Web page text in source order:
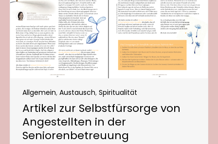
Allgemein, Austausch, Spiritualität
Artikel zur Selbstfürsorge von
Angestellten in der
Seniorenbetreuung